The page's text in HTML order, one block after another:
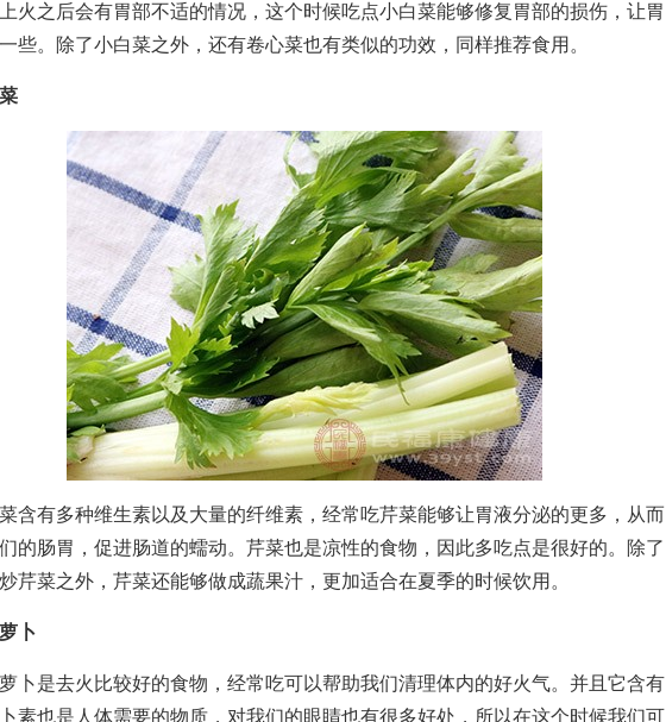
火之后会有胃部不适的情况，这个时候吃点小白菜能够修复胃部的损伤，让胃
些。除了小白菜之外，还有卷心菜也有类似的功效，同样推荐食用。
有多种维生素以及大量的纤维素，经常吃芹菜能够让胃液分泌的更多，从而
的肠胃，促进肠道的蠕动。芹菜也是凉性的食物，因此多吃点是很好的。除了
芹菜之外，芹菜还能够做成蔬果汁，更加适合在夏季的时候饮用。
卜
是去火比较好的食物，经常吃可以帮助我们清理体内的好火气。并且它含有
素也是人体需要的物质，对我们的眼睛也有很多好处，所以在这个时候我们可